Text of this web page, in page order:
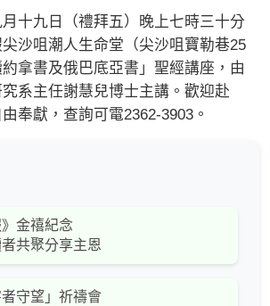
九日（禮拜五）晚上七時三十分
沙咀潮人生命堂（尖沙咀寶勒巷25
拿書及俄巴底亞書」聖經講座，由
系主任謝慧兒博士主講。歡迎赴
奉獻，查詢可電2362-3903。
》金禧紀念
共聚分享主恩
者守望」祈禱會